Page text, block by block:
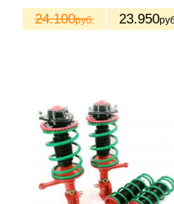
24.100руб. 23.950